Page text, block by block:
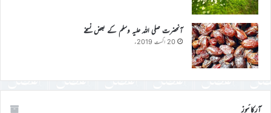
آنحضرت صلی اللہ علیہ وسلم کے بعض نسخے
20 اگست 2019ء
آرکائیوز